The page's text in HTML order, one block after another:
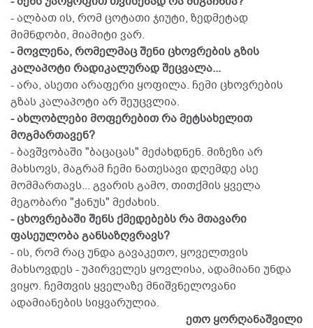
- ალბათ ის, რომ ცოტათი ჯიუტი, ზედმეტად
მიმნდობი, მიამიტი ვარ.
- მოვლენა, რომელმაც შენი ცხოვრების გზის
კალაპოტი რადიკალურად შეცვალა...
- არა, ასეთი არაფერი ყოფილა. ჩემი ცხოვრების
გზას კალაპოტი არ შეუცვლია.
- ახლობლები მოფერებით რა მეტსახელით
მოგმართავენ?
- ბავშვობაში "ბაცაცას" მეძახდნენ. მიზეზი არ
მახსოვს, მაგრამ ჩემი ნათესავი დღემდე ასე
მომმართავს... გვარის გამო, თითქმის ყველა
მეგობარი "ჭანუს" მეძახის.
- ცხოვრებაში შენს ქმედებებს რა მთავარი
ფასეულობა განსაზღვრავს?
- ის, რომ რაც უნდა გავაკეთო, ყოველთვის
მახსოვდეს - უპირველეს ყოვლისა, ადამიანი უნდა
ვიყო. ჩემთვის ყველაზე მნიშვნელოვანი
ადამიანების სიყვარულია.
ეთო ყორღანაშვილი